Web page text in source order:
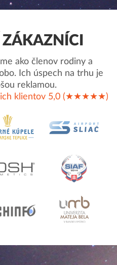
ako členov rodiny a
Ich úspech na trhu je
reklamou.
klientov 5,0 (★★★★★)